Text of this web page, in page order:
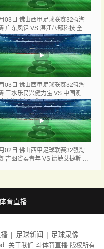
03日 佛山西甲足球联赛32强淘
广东凤铝 VS 湛江八部科技 全场
03日 佛山西甲足球联赛32强淘
三水乐民兴健力宝 VS 中国澳门
精英 全场录像
02日 佛山西甲足球联赛32强淘
吉图省实青年 VS 德兢艾捷斯 全
育直播
足球新闻 足球录像
关于我们 斗体育直播 版权所有